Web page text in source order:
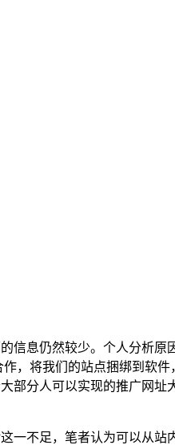
信息仍然较少。个人分析原
，将我们的站点捆绑到软
部分人可以实现的推广网址
不足，笔者认为可以从站